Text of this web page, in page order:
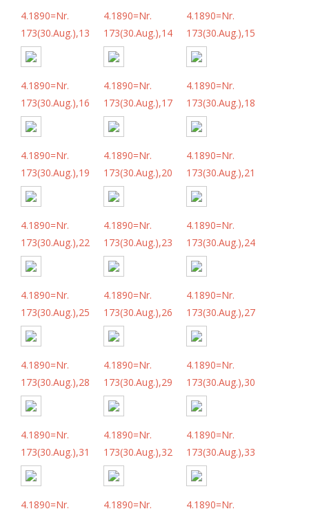
4.1890=Nr.
173(30.Aug.),13
4.1890=Nr.
173(30.Aug.),14
4.1890=Nr.
173(30.Aug.),15
4.1890=Nr.
173(30.Aug.),16
4.1890=Nr.
173(30.Aug.),17
4.1890=Nr.
173(30.Aug.),18
4.1890=Nr.
173(30.Aug.),19
4.1890=Nr.
173(30.Aug.),20
4.1890=Nr.
173(30.Aug.),21
4.1890=Nr.
173(30.Aug.),22
4.1890=Nr.
173(30.Aug.),23
4.1890=Nr.
173(30.Aug.),24
4.1890=Nr.
173(30.Aug.),25
4.1890=Nr.
173(30.Aug.),26
4.1890=Nr.
173(30.Aug.),27
4.1890=Nr.
173(30.Aug.),28
4.1890=Nr.
173(30.Aug.),29
4.1890=Nr.
173(30.Aug.),30
4.1890=Nr.
173(30.Aug.),31
4.1890=Nr.
173(30.Aug.),32
4.1890=Nr.
173(30.Aug.),33
4.1890=Nr.
4.1890=Nr.
4.1890=Nr.